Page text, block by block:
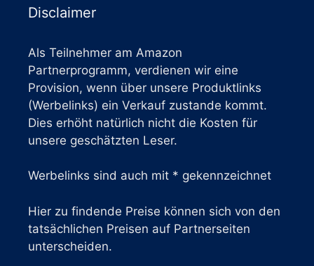
Disclaimer
Als Teilnehmer am Amazon
Partnerprogramm, verdienen wir eine
Provision, wenn über unsere Produktlinks
(Werbelinks) ein Verkauf zustande kommt.
Dies erhöht natürlich nicht die Kosten für
unsere geschätzten Leser.
Werbelinks sind auch mit * gekennzeichnet
Hier zu findende Preise können sich von den
tatsächlichen Preisen auf Partnerseiten
unterscheiden.